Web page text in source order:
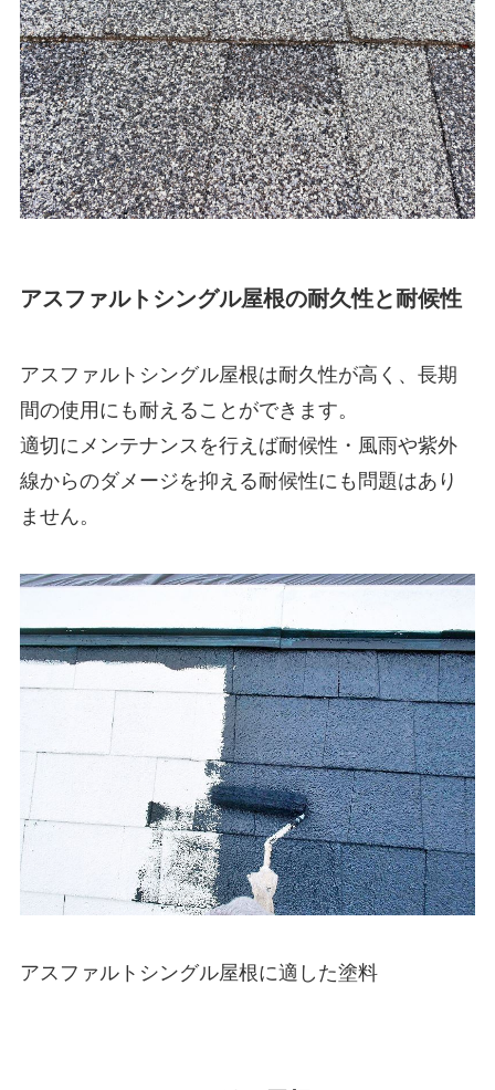
アスファルトシングル屋根の耐久性と耐候性
アスファルトシングル屋根は耐久性が高く、長期
間の使用にも耐えることができます。
適切にメンテナンスを行えば耐候性・風雨や紫外
線からのダメージを抑える耐候性にも問題はあり
ません。
アスファルトシングル屋根に適した塗料